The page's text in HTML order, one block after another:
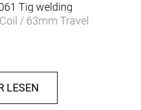
Tig welding
/ 63mm Travel
FD-TY601
7 12-28T Black
LESEN